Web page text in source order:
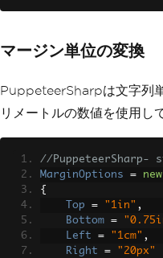
// Or async when
sync(string html)
{
var renderer =
er();
pdf =
lAsPdfAsync
html
return
マージン単位の変換
PuppeteerSharpは文字列
リメートルの数値を使用し
//PuppeteerSharp-
MarginOptions
= new
{
Top
= "1in" ,
Bottom
=
Left
= "1cm" ,
Right
= "20px"